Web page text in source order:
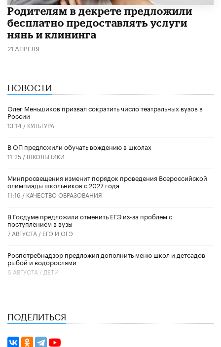
Родителям в декрете предложили
бесплатно предоставлять услуги
нянь и клининга
21 АПРЕЛЯ
НОВОСТИ
Олег Меньшиков призвал сократить число театральных вузов в
России
13:14 / КУЛЬТУРА
В ОП предложили обучать вождению в школах
11:25 / ШКОЛЬНИКИ
Минпросвещения изменит порядок проведения Всероссийской
олимпиады школьников с 2027 года
11:16 / КАЧЕСТВО ОБРАЗОВАНИЯ
В Госдуме предложили отменить ЕГЭ из-за проблем с
поступлением в вузы
7 АВГУСТА / ЕГЭ И ОГЭ
Роспотребнадзор предложил дополнить меню школ и детсадов
рыбой и водорослями
6 АВГУСТА / ДЕТИ
ПОДЕЛИТЬСЯ